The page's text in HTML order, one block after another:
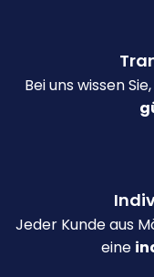
Bei uns wissen
Jeder Kunde aus
eine